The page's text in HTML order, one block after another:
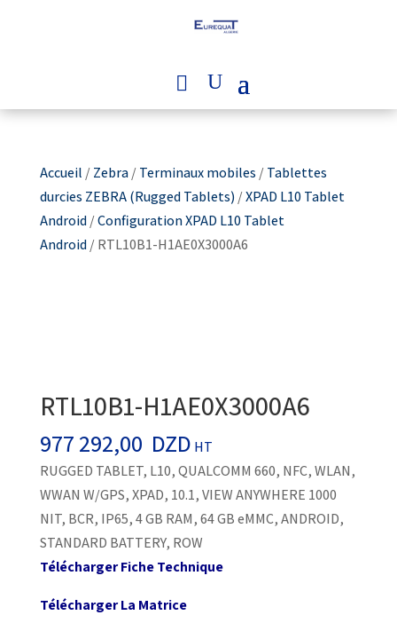
Accueil /Zebra/Terminaux mobiles /Tablettes
durcies ZEBRA (Rugged Tablets)/XPAD L10 Tablet
Android/Configuration XPAD L10 Tablet
Android/ RTL10B1-H1AE0X3000A6
RTL10B1-H1AE0X3000A6
977 292,00 DZD HT
RUGGED TABLET, L10, QUALCOMM 660, NFC, WLAN,
WWAN W/GPS, XPAD, 10.1, VIEW ANYWHERE 1000
NIT, BCR, IP65, 4 GB RAM, 64 GB eMMC, ANDROID,
STANDARD BATTERY, ROW
Télécharger Fiche Technique
Télécharger La Matrice